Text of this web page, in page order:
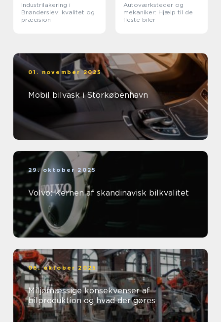
Industrilakering i
Brønderslev: kvalitet og
præcision
Autoværksteder og
mekaniker: Hjælp til de
fleste biler
01. november 2025
Mobil bilvask i Storkøbenhavn
29. oktober 2025
Volvo: Kernen af skandinavisk bilkvalitet
06. oktober 2025
Miljømæssige konsekvenser af
bilproduktion og hvad der gøres